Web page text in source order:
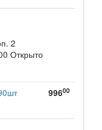
2
Открыто
99600